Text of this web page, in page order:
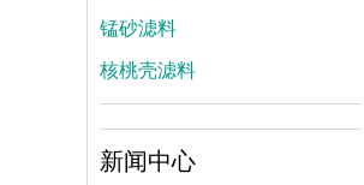
锰砂滤料
核桃壳滤料
新闻中心